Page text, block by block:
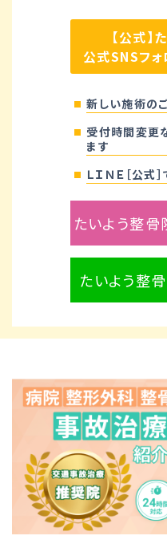
【公式】
公式SNSフォ
新しい施術の
受付時間変更
ます
ＬＩＮＥ［公
たいよう整
たいよう整